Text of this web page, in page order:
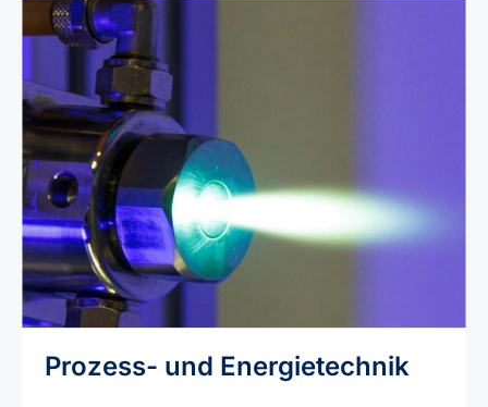
Prozess- und Energietechnik